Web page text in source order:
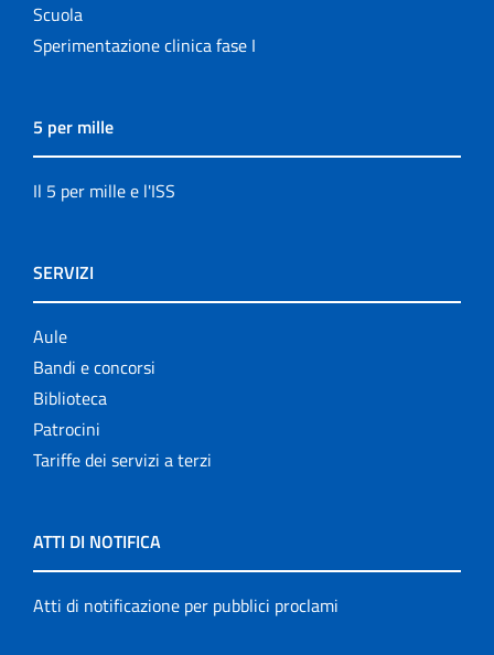
Scuola
Sperimentazione clinica fase I
5 per mille
Il 5 per mille e l'ISS
SERVIZI
Aule
Bandi e concorsi
Biblioteca
Patrocini
Tariffe dei servizi a terzi
ATTI DI NOTIFICA
Atti di notificazione per pubblici proclami